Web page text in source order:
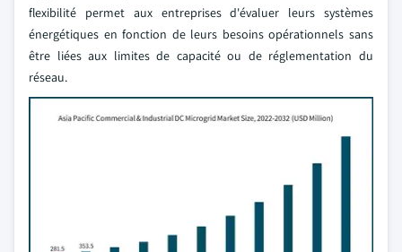
flexibilité permet aux entreprises d'évaluer leurs systèmes
énergétiques en fonction de leurs besoins opérationnels sans
être liées aux limites de capacité ou de réglementation du
réseau.